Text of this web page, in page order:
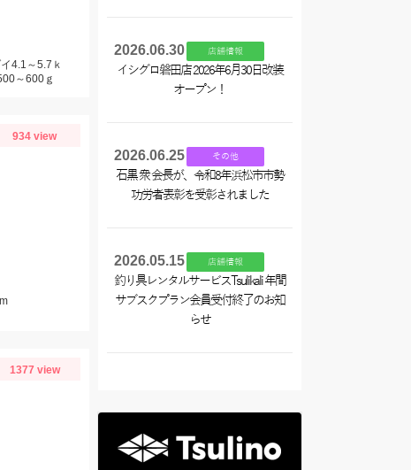
4.1～5.7ｋ
～600ｇ
934 view
1377 view
2026.06.30 店舗情報
イシグロ磐田店 2026年6月30日改装
オープン！
2026.06.25 その他
石黒 衆 会長が、令和8年浜松市市勢
功労者表彰を受彰されました
2026.05.15 店舗情報
釣り具レンタルサービスTsulikali 年間
サブスクプラン会員受付終了のお知
らせ